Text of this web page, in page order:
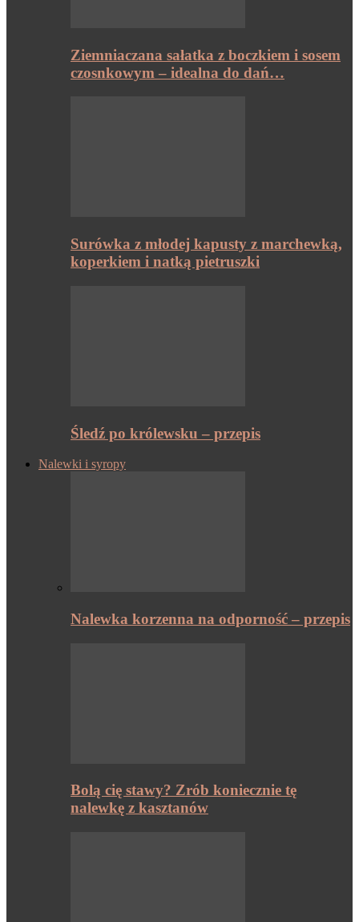
Ziemniaczana sałatka z boczkiem i sosem
czosnkowym – idealna do dań…
Surówka z młodej kapusty z marchewką,
koperkiem i natką pietruszki
Śledź po królewsku – przepis
Nalewki i syropy
Nalewka korzenna na odporność – przepis
Bolą cię stawy? Zrób koniecznie tę
nalewkę z kasztanów